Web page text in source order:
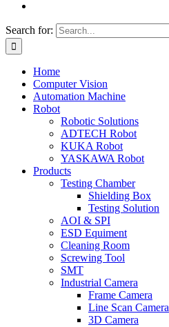
Search for:
Home
Computer Vision
Automation Machine
Robot
Robotic Solutions
ADTECH Robot
KUKA Robot
YASKAWA Robot
Products
Testing Chamber
Shielding Box
Testing Solution
AOI & SPI
ESD Equiment
Cleaning Room
Screwing Tool
SMT
Industrial Camera
Frame Camera
Line Scan Camera
3D Camera